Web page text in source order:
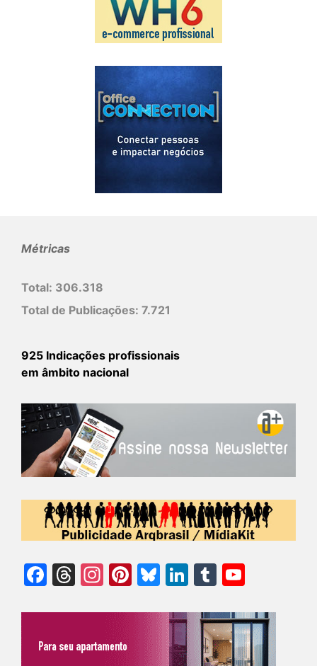
Métricas
Total: 306.318
Total de Publicações: 7.721
925 Indicações profissionais
em âmbito nacional
Facebook
Threads
Instagram
Pinterest
Bluesky
LinkedIn
Tumblr